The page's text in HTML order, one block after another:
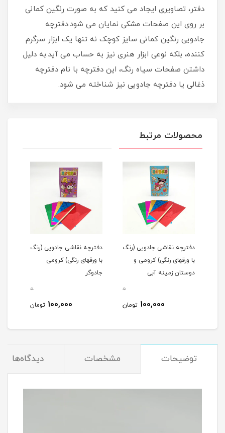
دفتر، تصاویری ایجاد می کنید که به صورت رنگین کمانی
بر روی این صفحات مشکی نمایان می شود.دفترچه
جادویی رنگین کمانی سایز کوچک نه تنها یک ابزار سرگرم
کننده، بلکه نوعی ابزار هنری نیز به حساب می آید.به دلیل
داشتن صفحات سیاه رنگ، این دفترچه با نام دفترچه
ذغالی یا دفترچه جادویی نیز شناخته می شود.
محصولات مرتبط
دفترچه نقاشی جادویی (رنگ
با ورقهای رنگی) کرومی و
دوستان زمینه آبی
0
100,000 تومان
دفترچه نقاشی جادویی (رنگ
با ورقهای رنگی) کرومی
جادوگر
0
100,000 تومان
توضیحات مشخصات دیدگاه‌ها